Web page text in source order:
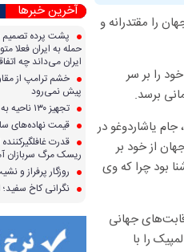
را مقتدرانه و
خود کند و نام خود را بر سر
جام یاشاردوغو در
از خود بر
آشنا بود چرا که وی
جهانی
را با
آخرین خبرها
پشت پرده تصمیم
حمله به ایران فعلا
ایران می‌داند چه
خشم ترامپ از
پیش نمی‌رود
تجهیز ۱۳۰ ناحیه به دستگاه‌های صدور آنی کارت سوخت
قیمت نهاده‌های
قدرت
ریسک مرگ سربازان
روزگار پرفراز و
نگرانی کاخ سفید؛